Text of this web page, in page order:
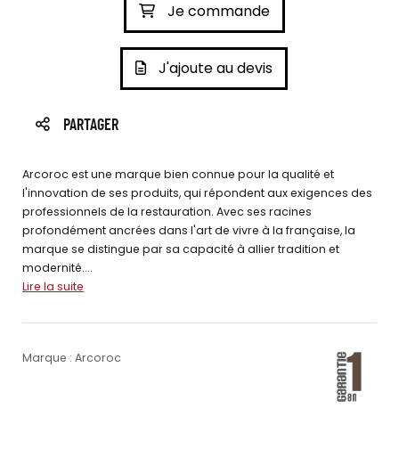
Je commande
J'ajoute au devis
PARTAGER
Arcoroc est une marque bien connue pour la qualité et
l'innovation de ses produits, qui répondent aux exigences des
professionnels de la restauration. Avec ses racines
profondément ancrées dans l'art de vivre à la française, la
marque se distingue par sa capacité à allier tradition et
modernité....
Lire la suite
Marque : Arcoroc